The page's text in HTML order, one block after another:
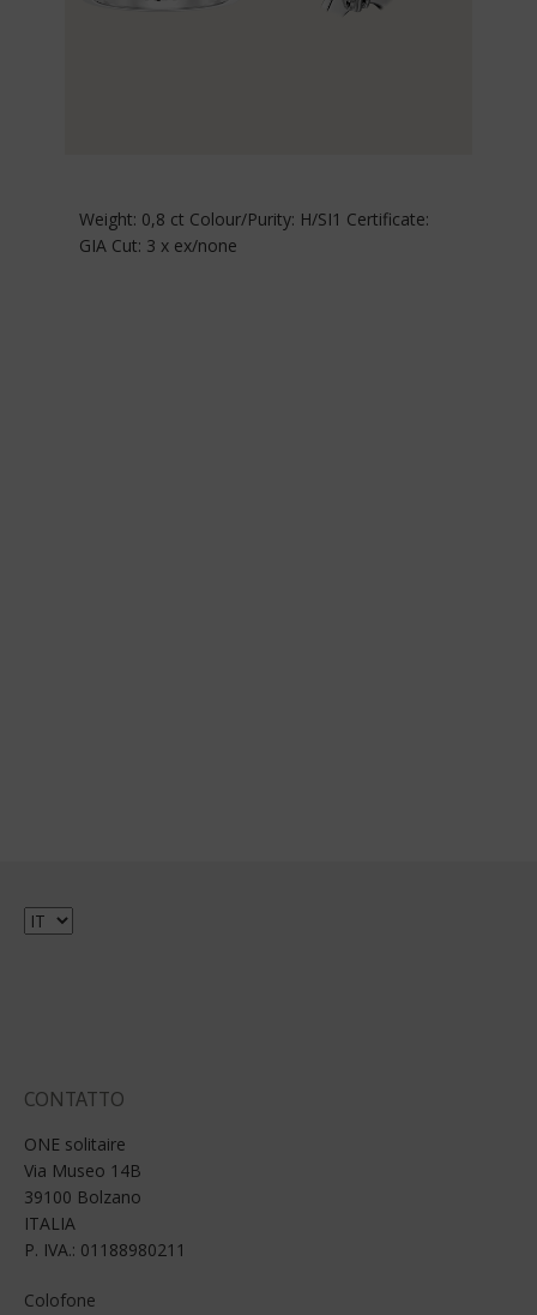
Weight: 0,8 ct Colour/Purity: H/SI1 Certificate:
GIA Cut: 3 x ex/none
Scegli
CONTATTO
ONE solitaire
Via Museo 14B
39100 Bolzano
ITALIA
P. IVA.: 01188980211
Colofone